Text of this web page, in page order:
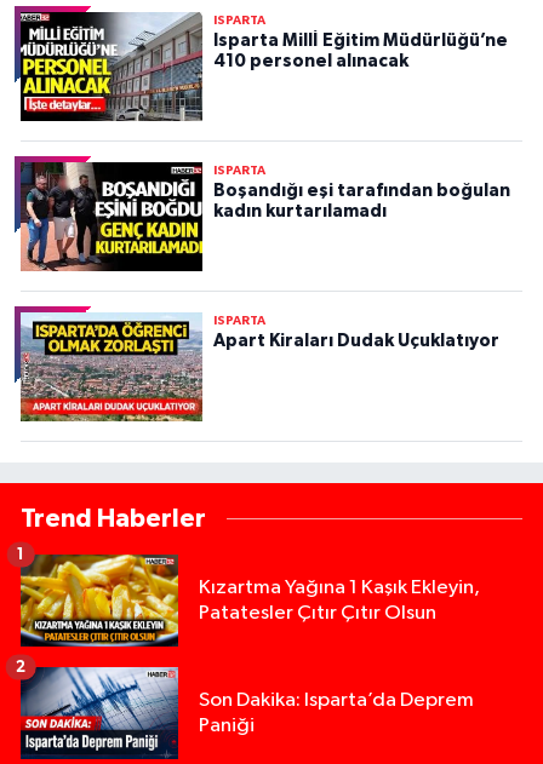
ISPARTA
Isparta Millİ Eğitim Müdürlüğü’ne
410 personel alınacak
ISPARTA
Boşandığı eşi tarafından boğulan
kadın kurtarılamadı
ISPARTA
Apart Kiraları Dudak Uçuklatıyor
Trend Haberler
Kızartma Yağına 1 Kaşık Ekleyin,
Patatesler Çıtır Çıtır Olsun
1
Son Dakika: Isparta’da Deprem
Paniği
2